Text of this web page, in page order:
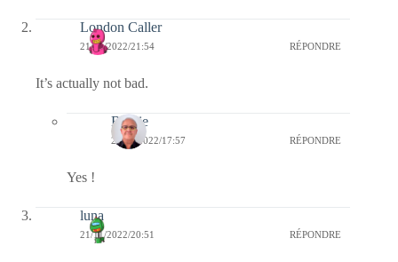
London Caller
21/11/2022/21:54 RÉPONDRE
It’s actually not bad.
Bernie
22/11/2022/17:57 RÉPONDRE
Yes !
luna
21/11/2022/20:51 RÉPONDRE